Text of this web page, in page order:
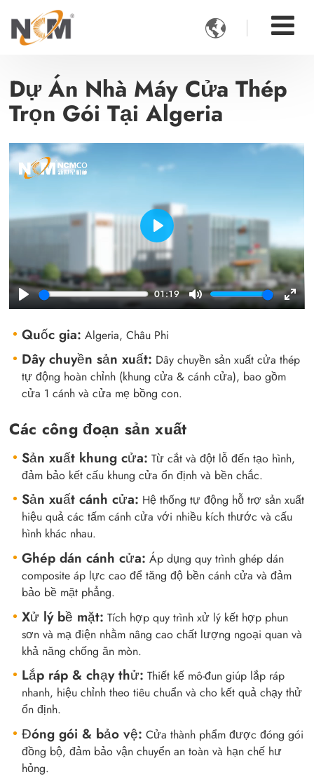

Dự Án Nhà Máy Cửa Thép
Trọn Gói Tại Algeria
Play
01:19
Mute
Play
Quốc gia: Algeria, Châu Phi
Dây chuyền sản xuất: Dây chuyền sản xuất cửa thép
tự động hoàn chỉnh (khung cửa & cánh cửa), bao gồm
cửa 1 cánh và cửa mẹ bồng con.
Các công đoạn sản xuất
Sản xuất khung cửa: Từ cắt và đột lỗ đến tạo hình,
đảm bảo kết cấu khung cửa ổn định và bền chắc.
Sản xuất cánh cửa: Hệ thống tự động hỗ trợ sản xuất
hiệu quả các tấm cánh cửa với nhiều kích thước và cấu
hình khác nhau.
Ghép dán cánh cửa: Áp dụng quy trình ghép dán
composite áp lực cao để tăng độ bền cánh cửa và đảm
bảo bề mặt phẳng.
Xử lý bề mặt: Tích hợp quy trình xử lý kết hợp phun
sơn và mạ điện nhằm nâng cao chất lượng ngoại quan và
khả năng chống ăn mòn.
Lắp ráp & chạy thử: Thiết kế mô-đun giúp lắp ráp
nhanh, hiệu chỉnh theo tiêu chuẩn và cho kết quả chạy thử
ổn định.
Đóng gói & bảo vệ: Cửa thành phẩm được đóng gói
đồng bộ, đảm bảo vận chuyển an toàn và hạn chế hư
hỏng.